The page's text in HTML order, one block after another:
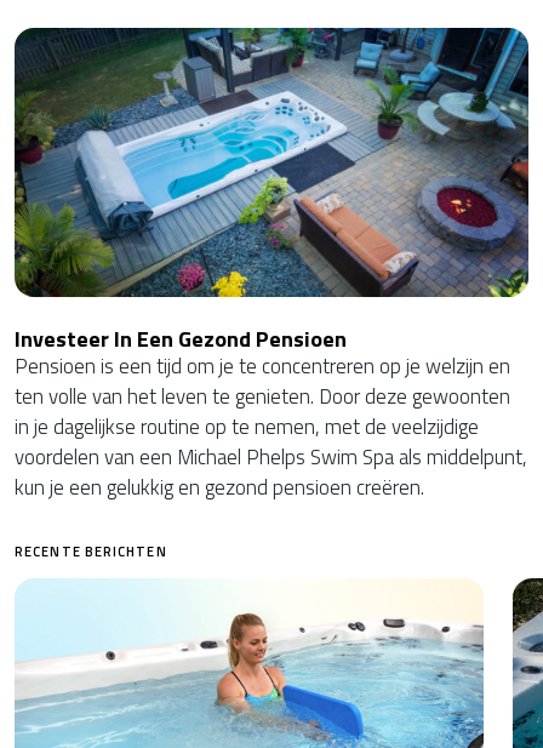
Investeer In Een Gezond Pensioen
Pensioen is een tijd om je te concentreren op je welzijn en
ten volle van het leven te genieten. Door deze gewoonten
in je dagelijkse routine op te nemen, met de veelzijdige
voordelen van een Michael Phelps Swim Spa als middelpunt,
kun je een gelukkig en gezond pensioen creëren.
RECENTE BERICHTEN